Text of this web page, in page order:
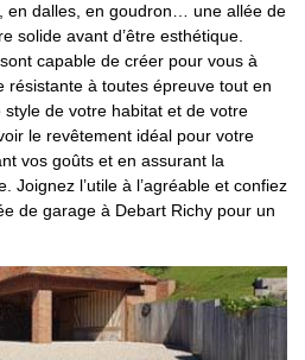
en dalles, en goudron… une allée de
solide avant d’être esthétique.
capable de créer pour vous à
résistante à toutes épreuve tout en
de votre habitat et de votre
le revêtement idéal pour votre
vos goûts et en assurant la
Joignez l’utile à l’agréable et confiez
de garage à Debart Richy pour un